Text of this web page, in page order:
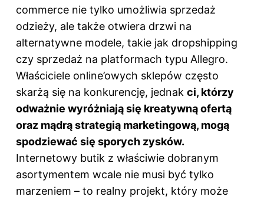
commerce nie tylko umożliwia sprzedaż
odzieży, ale także otwiera drzwi na
alternatywne modele, takie jak dropshipping
czy sprzedaż na platformach typu Allegro.
Właściciele online’owych sklepów często
skarżą się na konkurencję, jednak ci, którzy
odważnie wyróżniają się kreatywną ofertą
oraz mądrą strategią marketingową, mogą
spodziewać się sporych zysków.
Internetowy butik z właściwie dobranym
asortymentem wcale nie musi być tylko
marzeniem – to realny projekt, który może